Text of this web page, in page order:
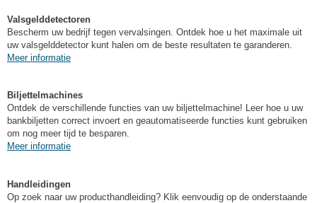
Valsgelddetectoren
Bescherm uw bedrijf tegen vervalsingen. Ontdek hoe u het maximale uit
uw valsgelddetector kunt halen om de beste resultaten te garanderen.
Meer informatie
Biljettelmachines
Ontdek de verschillende functies van uw biljettelmachine! Leer hoe u uw
bankbiljetten correct invoert en geautomatiseerde functies kunt gebruiken
om nog meer tijd te besparen.
Meer informatie
Handleidingen
Op zoek naar uw producthandleiding? Klik eenvoudig op de onderstaande